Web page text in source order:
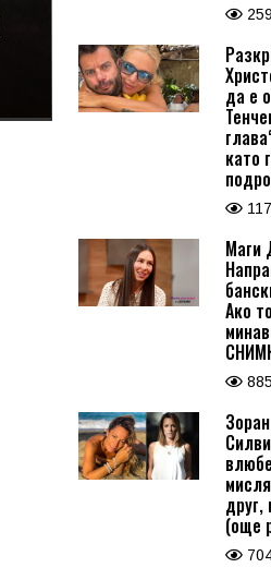
да е
като
Маги
Ако
друг,
(още